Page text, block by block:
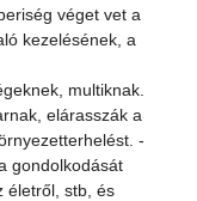
véget vet a
kezelésének, a
multiknak.
elárasszák a
-
gondolkodását
életről, stb, és